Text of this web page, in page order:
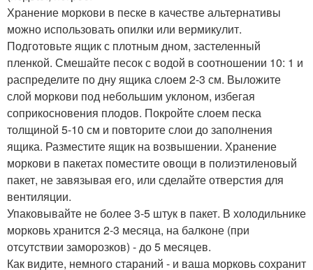
Хранение моркови в песке в качестве альтернативы
можно использовать опилки или вермикулит.
Подготовьте ящик с плотным дном, застеленный
пленкой. Смешайте песок с водой в соотношении 10: 1 и
распределите по дну ящика слоем 2-3 см. Выложите
слой моркови под небольшим уклоном, избегая
соприкосновения плодов. Покройте слоем песка
толщиной 5-10 см и повторите слои до заполнения
ящика. Разместите ящик на возвышении. Хранение
моркови в пакетах поместите овощи в полиэтиленовый
пакет, не завязывая его, или сделайте отверстия для
вентиляции.
Упаковывайте не более 3-5 штук в пакет. В холодильнике
морковь хранится 2-3 месяца, на балконе (при
отсутствии заморозков) - до 5 месяцев.
Как видите, немного стараний - и ваша морковь сохранит